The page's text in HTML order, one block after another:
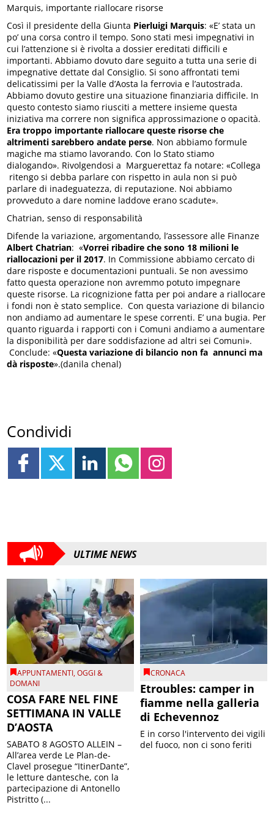
Marquis, importante riallocare risorse
Così il presidente della Giunta Pierluigi Marquis: «E’ stata un
po’ una corsa contro il tempo. Sono stati mesi impegnativi in
cui l’attenzione si è rivolta a dossier ereditati difficili e
importanti. Abbiamo dovuto dare seguito a tutta una serie di
impegnative dettate dal Consiglio. Si sono affrontati temi
delicatissimi per la Valle d’Aosta la ferrovia e l’autostrada.
Abbiamo dovuto gestire una situazione finanziaria difficile. In
questo contesto siamo riusciti a mettere insieme questa
iniziativa ma correre non significa approssimazione o opacità.
Era troppo importante riallocare queste risorse che
altrimenti sarebbero andate perse. Non abbiamo formule
magiche ma stiamo lavorando. Con lo Stato stiamo
dialogando». Rivolgendosi a Marguerettaz fa notare: «Collega
ritengo si debba parlare con rispetto in aula non si può
parlare di inadeguatezza, di reputazione. Noi abbiamo
provveduto a dare nomine laddove erano scadute».
Chatrian, senso di responsabilità
Difende la variazione, argomentando, l’assessore alle Finanze
Albert Chatrian: «Vorrei ribadire che sono 18 milioni le
riallocazioni per il 2017. In Commissione abbiamo cercato di
dare risposte e documentazioni puntuali. Se non avessimo
fatto questa operazione non avremmo potuto impegnare
queste risorse. La ricognizione fatta per poi andare a riallocare
i fondi non è stato semplice. Con questa variazione di bilancio
non andiamo ad aumentare le spese correnti. E’ una bugia. Per
quanto riguarda i rapporti con i Comuni andiamo a aumentare
la disponibilità per dare soddisfazione ad altri sei Comuni».
Conclude: «Questa variazione di bilancio non fa annunci ma
dà risposte».(danila chenal)
Condividi
ULTIME NEWS
APPUNTAMENTI,OGGI &
DOMANI
COSA FARE NEL FINE
SETTIMANA IN VALLE
D’AOSTA
SABATO 8 AGOSTO ALLEIN –
All’area verde Le Plan-de-
Clavel prosegue “ItinerDante”,
le letture dantesche, con la
partecipazione di Antonello
Pistritto (...
CRONACA
Etroubles: camper in
fiamme nella galleria
di Echevennoz
E in corso l'intervento dei vigili
del fuoco, non ci sono feriti